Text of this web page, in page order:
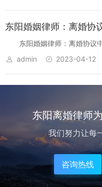
东阳婚姻律师：离婚协议
与冯某原夫妻关系，婚后生下
admin 2023-04-12
东阳离婚律师
我们努力让每
咨询热线